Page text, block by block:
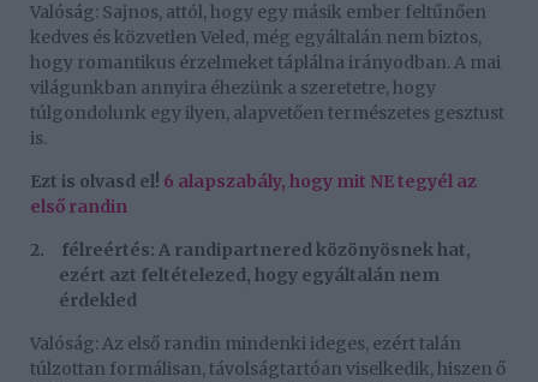
Valóság: Sajnos, attól, hogy egy másik ember feltűnően
kedves és közvetlen Veled, még egyáltalán nem biztos,
hogy romantikus érzelmeket táplálna irányodban. A mai
világunkban annyira éhezünk a szeretetre, hogy
túlgondolunk egy ilyen, alapvetően természetes gesztust
is.
Ezt is olvasd el! 6 alapszabály, hogy mit NE tegyél az
első randin
2.
félreértés: A randipartnered közönyösnek hat,
ezért azt feltételezed, hogy egyáltalán nem
érdekled
Valóság: Az első randin mindenki ideges, ezért talán
túlzottan formálisan, távolságtartóan viselkedik, hiszen ő